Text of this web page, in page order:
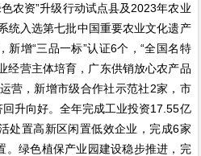
农资”升级行动试点县及2023年农业
统入选第七批中国重要农业文化遗产
新增“三品一标”认证6个，“全国名特
经营主体培育，广东供销放心农产品
营，新增市级合作社示范社2家，市
升向好。全年完成工业投资17.55亿
处置高新区闲置低效企业，完成6家
。绿色植保产业园建设稳步推进，完